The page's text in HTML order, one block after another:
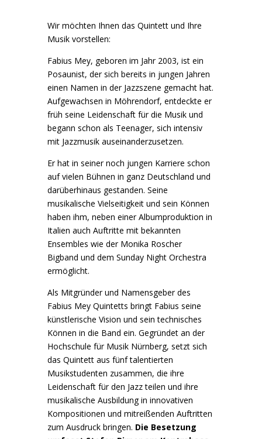
Wir möchten Ihnen das Quintett und Ihre
Musik vorstellen:
Fabius Mey, geboren im Jahr 2003, ist ein
Posaunist, der sich bereits in jungen Jahren
einen Namen in der Jazzszene gemacht hat.
Aufgewachsen in Möhrendorf, entdeckte er
früh seine Leidenschaft für die Musik und
begann schon als Teenager, sich intensiv
mit Jazzmusik auseinanderzusetzen.
Er hat in seiner noch jungen Karriere schon
auf vielen Bühnen in ganz Deutschland und
darüberhinaus gestanden. Seine
musikalische Vielseitigkeit und sein Können
haben ihm, neben einer Albumproduktion in
Italien auch Auftritte mit bekannten
Ensembles wie der Monika Roscher
Bigband und dem Sunday Night Orchestra
ermöglicht.
Als Mitgründer und Namensgeber des
Fabius Mey Quintetts bringt Fabius seine
künstlerische Vision und sein technisches
Können in die Band ein. Gegründet an der
Hochschule für Musik Nürnberg, setzt sich
das Quintett aus fünf talentierten
Musikstudenten zusammen, die ihre
Leidenschaft für den Jazz teilen und ihre
musikalische Ausbildung in innovativen
Kompositionen und mitreißenden Auftritten
zum Ausdruck bringen. Die Besetzung